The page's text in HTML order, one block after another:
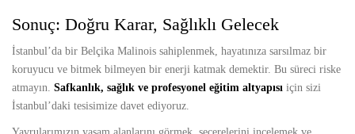
Sonuç: Doğru Karar, Sağlıklı Gelecek
İstanbul’da bir Belçika Malinois sahiplenmek, hayatınıza sarsılmaz bir
koruyucu ve bitmek bilmeyen bir enerji katmak demektir. Bu süreci riske
atmayın. Safkanlık, sağlık ve profesyonel eğitim altyapısı için sizi
İstanbul’daki tesisimize davet ediyoruz.